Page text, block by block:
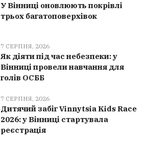
У Вінниці оновлюють покрівлі
трьох багатоповерхівок
7 СЕРПНЯ, 2026
Як діяти під час небезпеки: у
Вінниці провели навчання для
голів ОСББ
7 СЕРПНЯ, 2026
Дитячий забіг Vinnytsia Kids Race
2026: у Вінниці стартувала
реєстрація